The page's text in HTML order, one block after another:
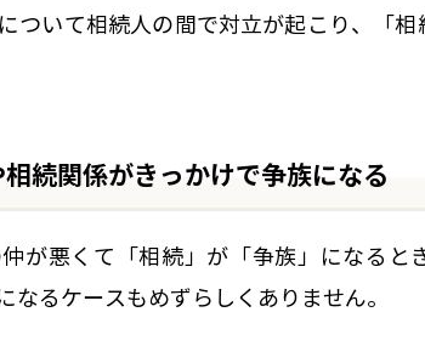
ついて相続人の間で対立が起こり、「
続関係がきっかけで争族になる
が悪くて「相続」が「争族」になると
なるケースもめずらしくありません。